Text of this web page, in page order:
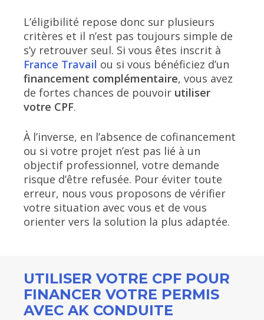
L’éligibilité repose donc sur plusieurs
critères et il n’est pas toujours simple de
s’y retrouver seul. Si vous êtes inscrit à
France Travail ou si vous bénéficiez d’un
financement complémentaire, vous avez
de fortes chances de pouvoir utiliser
votre CPF.
À l’inverse, en l’absence de cofinancement
ou si votre projet n’est pas lié à un
objectif professionnel, votre demande
risque d’être refusée. Pour éviter toute
erreur, nous vous proposons de vérifier
votre situation avec vous et de vous
orienter vers la solution la plus adaptée.
UTILISER VOTRE CPF POUR
FINANCER VOTRE PERMIS
AVEC AK CONDUITE